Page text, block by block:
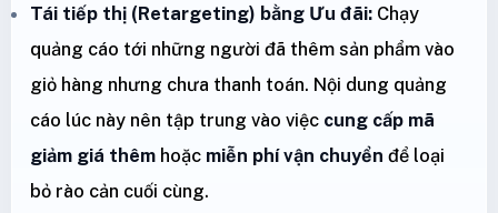
Tái tiếp thị (Retargeting) bằng Ưu đãi: Chạy
quảng cáo tới những người đã thêm sản phẩm vào
giỏ hàng nhưng chưa thanh toán. Nội dung quảng
cáo lúc này nên tập trung vào việc cung cấp mã
giảm giá thêm hoặc miễn phí vận chuyển để loại
bỏ rào cản cuối cùng.